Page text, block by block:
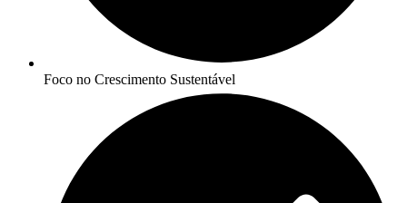
Foco no Crescimento Sustentável